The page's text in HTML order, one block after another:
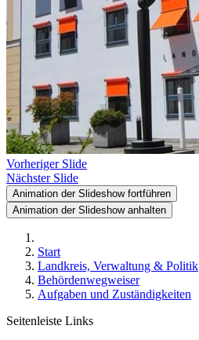
Vorheriger Slide
Nächster Slide
Animation der Slideshow fortführen
Animation der Slideshow anhalten
Start
Landkreis, Verwaltung & Politik
Behördenwegweiser
Aufgaben und Zuständigkeiten
Seitenleiste Links